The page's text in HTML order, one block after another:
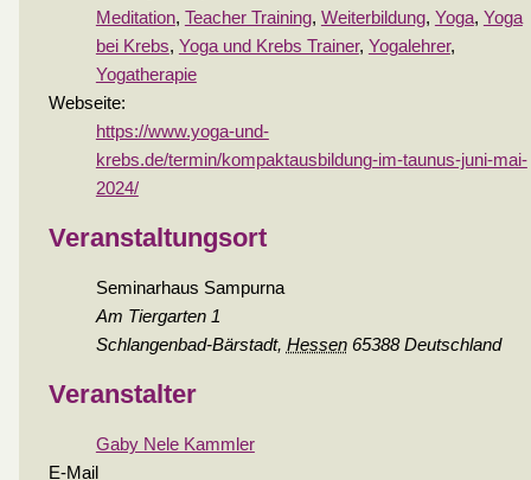
Meditation, Teacher Training, Weiterbildung, Yoga, Yoga
bei Krebs, Yoga und Krebs Trainer, Yogalehrer,
Yogatherapie
Webseite:
https://www.yoga-und-
krebs.de/termin/kompaktausbildung-im-taunus-juni-mai-
2024/
Veranstaltungsort
Seminarhaus Sampurna
Am Tiergarten 1
Schlangenbad-Bärstadt, Hessen 65388 Deutschland
Veranstalter
Gaby Nele Kammler
E-Mail